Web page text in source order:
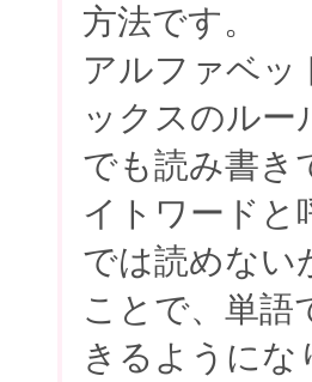
方法です。
アルファベッ
ックスのルー
でも読み書き
イトワードと
では読めない
ことで、単語
きるようにな